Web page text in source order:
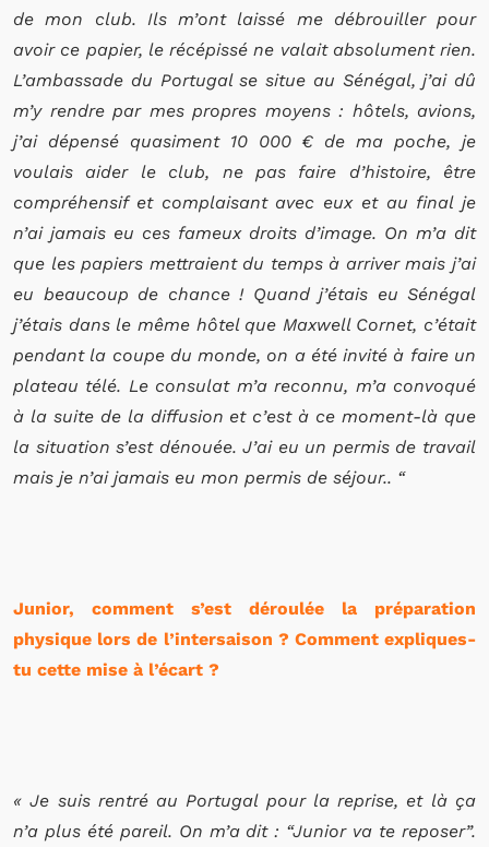
de mon club. Ils m’ont laissé me débrouiller pour
avoir ce papier, le récépissé ne valait absolument rien.
L’ambassade du Portugal se situe au Sénégal, j’ai dû
m’y rendre par mes propres moyens : hôtels, avions,
j’ai dépensé quasiment 10 000 € de ma poche, je
voulais aider le club, ne pas faire d’histoire, être
compréhensif et complaisant avec eux et au final je
n’ai jamais eu ces fameux droits d’image. On m’a dit
que les papiers mettraient du temps à arriver mais j’ai
eu beaucoup de chance ! Quand j’étais eu Sénégal
j’étais dans le même hôtel que Maxwell Cornet, c’était
pendant la coupe du monde, on a été invité à faire un
plateau télé. Le consulat m’a reconnu, m’a convoqué
à la suite de la diffusion et c’est à ce moment-là que
la situation s’est dénouée. J’ai eu un permis de travail
mais je n’ai jamais eu mon permis de séjour.. “
Junior, comment s’est déroulée la préparation
physique lors de l’intersaison ? Comment expliques-
tu cette mise à l’écart ?
« Je suis rentré au Portugal pour la reprise, et là ça
n’a plus été pareil. On m’a dit : “Junior va te reposer”.